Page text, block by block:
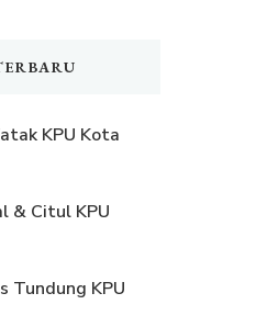
KPU Kota
& Citul KPU
Tundung KPU